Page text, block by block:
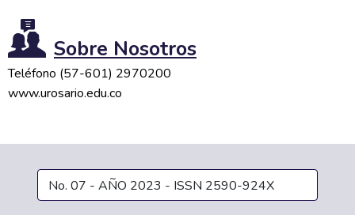
Sobre Nosotros
Teléfono (57-601) 2970200
www.urosario.edu.co